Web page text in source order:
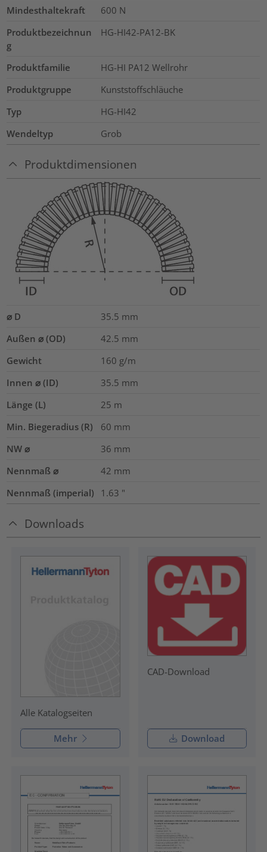
Mindesthaltekraft
600 N
Produktbezeichnun
g
HG-HI42-PA12-BK
Produktfamilie
HG-HI PA12 Wellrohr
Produktgruppe
Kunststoffschläuche
Typ
HG-HI42
Wendeltyp
Grob
Produktdimensionen
⌀ D 35.5 mm
Außen ⌀ (OD)
42.5 mm
Gewicht
160 g/m
Innen ⌀ (ID)
35.5 mm
Länge (L)
25 m
Min. Biegeradius (R)
60 mm
NW ⌀
36 mm
Nennmaß ⌀
42 mm
Nennmaß (imperial)
1.63 "
Downloads
Alle Katalogseiten
Mehr
CAD-Download
Download